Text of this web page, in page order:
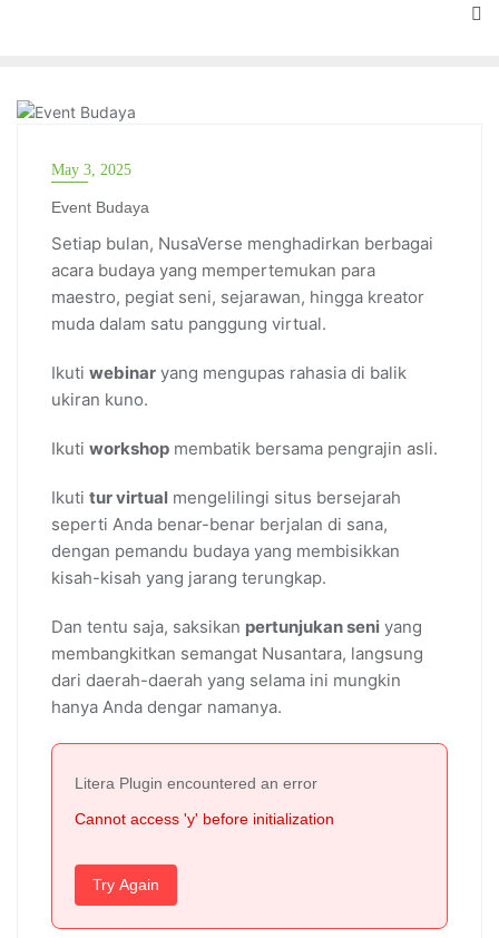
May 3, 2025
Event Budaya
Setiap bulan, NusaVerse menghadirkan berbagai
acara budaya yang mempertemukan para
maestro, pegiat seni, sejarawan, hingga kreator
muda dalam satu panggung virtual.
Ikuti webinar yang mengupas rahasia di balik
ukiran kuno.
Ikuti workshop membatik bersama pengrajin asli.
Ikuti tur virtual mengelilingi situs bersejarah
seperti Anda benar-benar berjalan di sana,
dengan pemandu budaya yang membisikkan
kisah-kisah yang jarang terungkap.
Dan tentu saja, saksikan pertunjukan seni yang
membangkitkan semangat Nusantara, langsung
dari daerah-daerah yang selama ini mungkin
hanya Anda dengar namanya.
Litera Plugin encountered an error
Cannot access 'y' before initialization
Try Again